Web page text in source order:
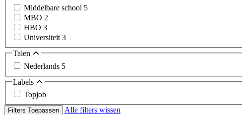
Middelbare school 5
MBO 2
HBO 3
Universiteit 3
Talen
Nederlands 5
Labels
Topjob
Filters Toepassen Alle filters wissen